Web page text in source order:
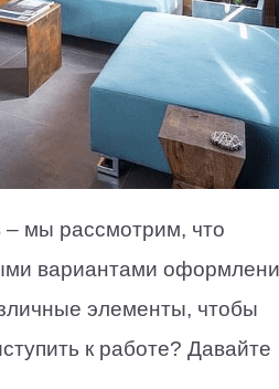
– мы рассмотрим, что
вариантами
элементы, чтобы
к работе? Давайте